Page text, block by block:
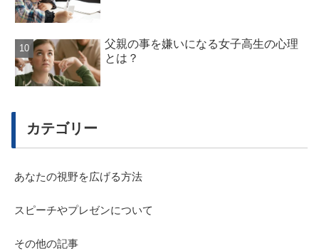
父親の事を嫌いになる女子高生の心理
とは？
カテゴリー
あなたの視野を広げる方法
スピーチやプレゼンについて
その他の記事